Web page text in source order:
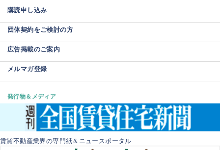
購読申し込み
団体契約をご検討の方
広告掲載のご案内
メルマガ登録
発行物＆メディア
賃貸不動産業界の専門紙＆ニュースポータル